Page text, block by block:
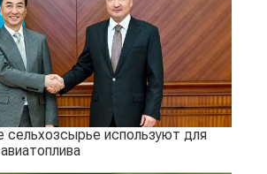
сельхозсырье используют для